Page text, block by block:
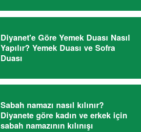
Diyanet'e Göre Yemek Duası Nasıl
Yapılır? Yemek Duası ve Sofra
Duası
Sabah namazı nasıl kılınır?
Diyanete göre kadın ve erkek için
sabah namazının kılınışı